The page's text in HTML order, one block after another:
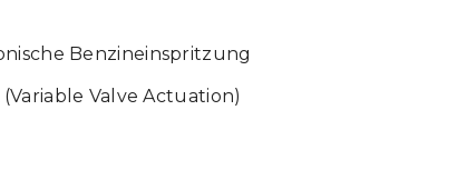
Benzineinspritzung
Valve Actuation)